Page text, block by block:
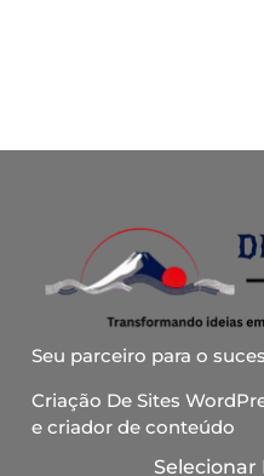
Seu parceiro para o
Criação De Sites
e criador de conteúdo
Selecionar